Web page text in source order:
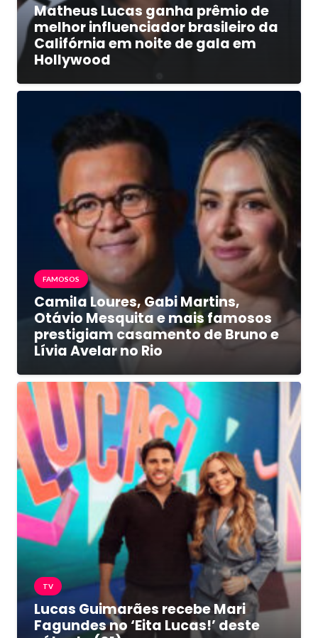
Matheus Lucas ganha prêmio de
melhor influenciador brasileiro da
Califórnia em noite de gala em
Hollywood
FAMOSOS
Camila Loures, Gabi Martins,
Otávio Mesquita e mais famosos
prestigiam casamento de Bruno e
Lívia Avelar no Rio
TV
Lucas Guimarães recebe Mari
Fagundes no ‘Eita Lucas!’ deste